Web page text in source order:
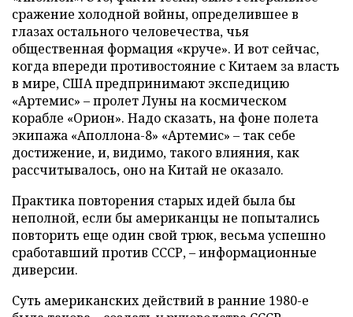
сражение холодной войны, определившее в
глазах остального человечества, чья
общественная формация «круче». И вот сейчас,
когда впереди противостояние с Китаем за власть
в мире, США предпринимают экспедицию
«Артемис» – пролет Луны на космическом
корабле «Орион». Надо сказать, на фоне полета
экипажа «Аполлона-8» «Артемис» – так себе
достижение, и, видимо, такого влияния, как
рассчитывалось, оно на Китай не оказало.
Практика повторения старых идей была бы
неполной, если бы американцы не попытались
повторить еще один свой трюк, весьма успешно
сработавший против СССР, – информационные
диверсии.
Суть американских действий в ранние 1980-е